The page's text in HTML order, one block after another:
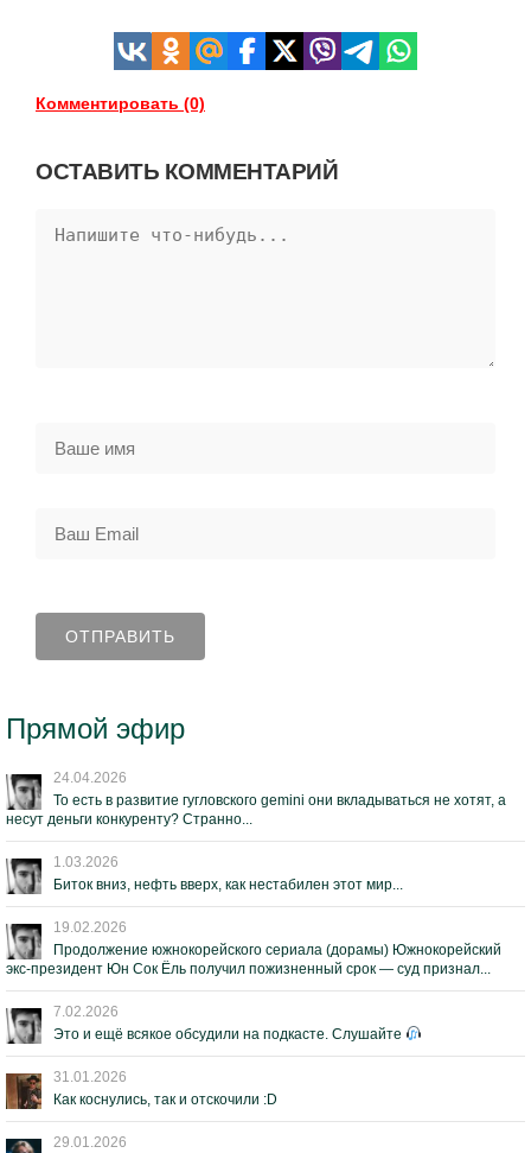
Комментировать (0)
ОСТАВИТЬ КОММЕНТАРИЙ
Прямой эфир
24.04.2026
То есть в развитие гугловского gemini они вкладываться не хотят, а
несут деньги конкуренту? Странно...
1.03.2026
Биток вниз, нефть вверх, как нестабилен этот мир...
19.02.2026
Продолжение южнокорейского сериала (дорамы) Южнокорейский
экс-президент Юн Сок Ёль получил пожизненный срок — суд признал...
7.02.2026
Это и ещё всякое обсудили на подкасте. Слушайте
31.01.2026
Как коснулись, так и отскочили :D
29.01.2026